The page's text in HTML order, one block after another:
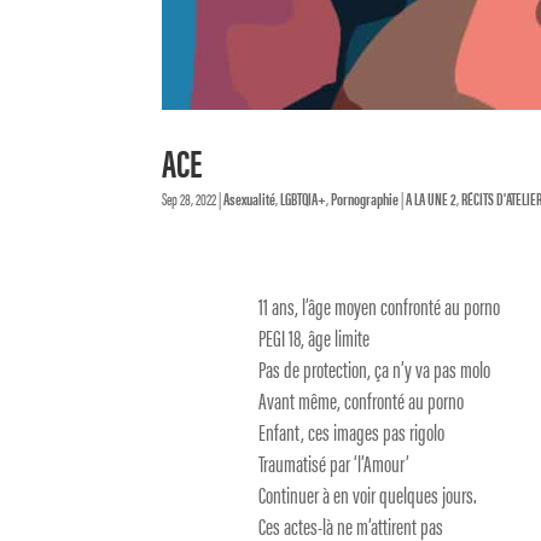
ACE
Sep 28, 2022|Asexualité,LGBTQIA+,Pornographie|A LA UNE 2,RÉCITS
11 ans, l’âge moyen confronté au porno
PEGI 18, âge limite
Pas de protection, ça n’y va pas molo
Avant même, confronté au porno
Enfant, ces images pas rigolo
Traumatisé par ‘l’Amour’
Continuer à en voir quelques jours.
Ces actes-là ne m’attirent pas